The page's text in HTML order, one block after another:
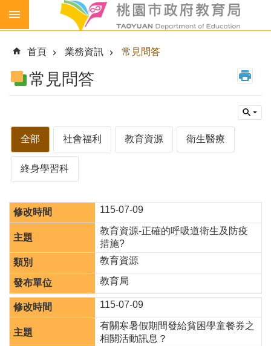
跳到主要內容區塊
生
鮮
乳
營
養
午
餐
級
學
校
幼
兒
園
所
學
習
首頁 業務資訊 常見問答
常見問答
全部 社會福利 教育資源 衛生醫療
終身學習科
115-07-09
教育資源-正確的呼吸道衛生及防疫
措施?
教育資源
教育局
115-07-09
有關寒暑假期間發給貧困學童餐券之
相關活動訊息？